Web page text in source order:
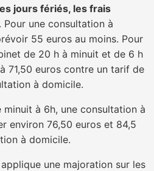
jours fériés, les frais
. Pour une consultation à
55 euros au moins. Pour
de 20 h à minuit et de 6 h
71,50 euros contre un tarif de
à domicile.
à 6h, une consultation à
environ 76,50 euros et 84,5
à domicile.
une majoration sur les